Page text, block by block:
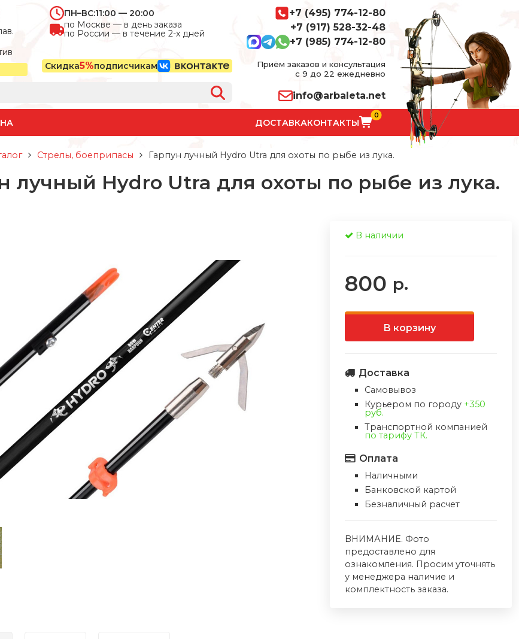
ПН–ВС:11:00 — 20:00
по Москве — в день заказа
по России — в течение 2-х дней
Скидка5%подписчикам
+7 (495) 774-12-80
+7 (917) 528-32-48
+7 (985) 774-12-80
Приём заказов и консультация
с 9 до 22 ежедневно
info@arbaleta.net
ДОСТАВКАКОНТАКТЫ
0
Стрелы, боеприпасы Гарпун лучный Hydro Utra для охоты по рыбе из лука.
лучный Hydro Utra для охоты по рыбе из лука.
В наличии
800 р.
В корзину
Доставка
Самовывоз
Курьером по городу +350
руб.
Транспортной компанией
по тарифу ТК.
Оплата
Наличными
Банковской картой
Безналичный расчет
ВНИМАНИЕ. Фото
предоставлено для
ознакомления. Просим уточнять
у менеджера наличие и
комплектность заказа.